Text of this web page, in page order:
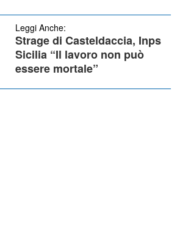
Leggi Anche:
Strage di Casteldaccia, Inps
Sicilia “Il lavoro non può
essere mortale”